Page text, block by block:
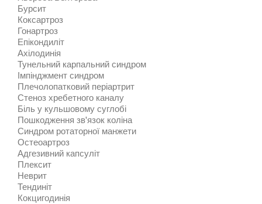
Бурсит
Коксартроз
Гонартроз
Епікондиліт
Ахілодинія
Тунельний карпальний синдром
Імпінджмент синдром
Плечолопатковий періартрит
Стеноз хребетного каналу
Біль у кульшовому суглобі
Пошкодження зв'язок коліна
Синдром ротаторної манжети
Остеоартроз
Адгезивний капсуліт
Плексит
Неврит
Тендиніт
Кокцигодинія